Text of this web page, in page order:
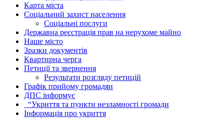
Карта міста
Соціальний захист населення
Соціальні послуги
Державна реєстрація прав на нерухоме майно
Наше місто
Зразки документів
Квартирна черга
Петиції та звернення
Результати розгляду петицій
Графік прийому громадян
ДПС інформує
“Укриття та пункти незламності громади
Інформація про укриття